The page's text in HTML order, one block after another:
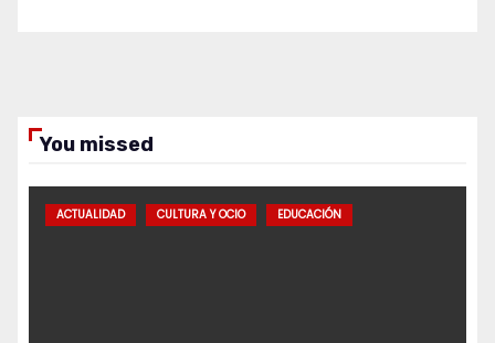
You missed
ACTUALIDAD CULTURA Y OCIO EDUCACIÓN